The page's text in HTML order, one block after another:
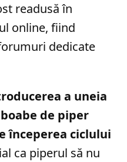
readusă în
online, fiind
dedicate
a uneia
de piper
începerea ciclului
ca piperul să nu